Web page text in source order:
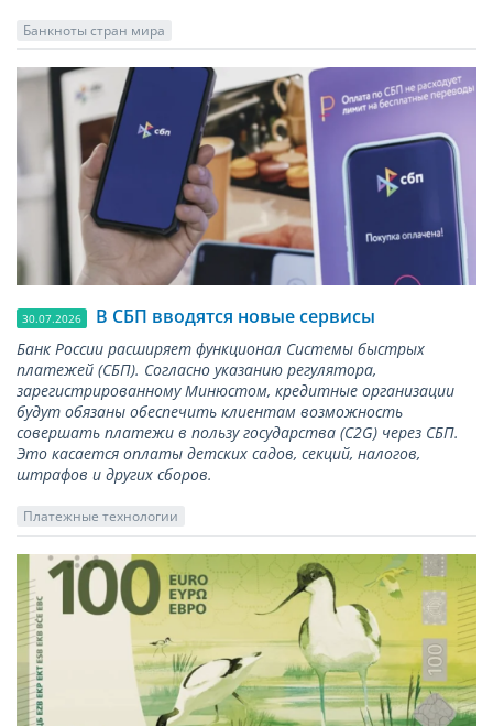
Банкноты стран мира
30.07.2026 В СБП вводятся новые сервисы
Банк России расширяет функционал Системы быстрых
платежей (СБП). Согласно указанию регулятора,
зарегистрированному Минюстом, кредитные организации
будут обязаны обеспечить клиентам возможность
совершать платежи в пользу государства (С2G) через СБП.
Это касается оплаты детских садов, секций, налогов,
штрафов и других сборов.
Платежные технологии